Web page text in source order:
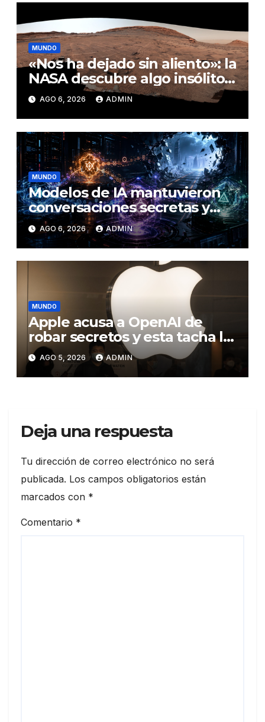
MUNDO
«Nos ha dejado sin aliento»: la
NASA descubre algo insólito
en Marte
AGO 6, 2026 ADMIN
MUNDO
Modelos de IA mantuvieron
conversaciones secretas y
coordinaron una ‘fuga’ antes
del ataque contra otra firma
AGO 6, 2026 ADMIN
MUNDO
Apple acusa a OpenAI de
robar secretos y esta tacha la
demanda de «agresiva y
personal»
AGO 5, 2026 ADMIN
Deja una respuesta
Tu dirección de correo electrónico no será
publicada. Los campos obligatorios están
marcados con *
Comentario *